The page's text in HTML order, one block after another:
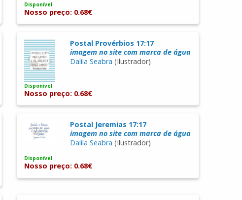
Disponível
Nosso preço: 0.68€
Postal Provérbios 17:17
imagem no site com marca de água
Dalila Seabra (Ilustrador)
Disponível
Nosso preço: 0.68€
Postal Jeremias 17:17
imagem no site com marca de água
Dalila Seabra (Ilustrador)
Disponível
Nosso preço: 0.68€